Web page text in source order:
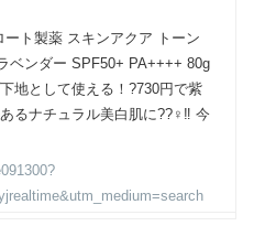
ート製薬 スキンアクア トーン
ベンダー SPF50+ PA++++ 80g
地として使える！?730円で紫
るナチュラル美白肌に??‍♀️‼️ 今